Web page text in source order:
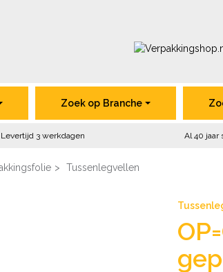
VerpakkingShop.nl
Zoek op Branche
Levertijd 3 werkdagen Al 40 jaar
Tussenlegvellen